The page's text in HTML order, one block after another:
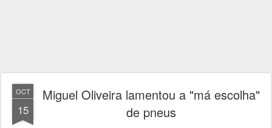
OCT
15
Miguel Oliveira lamentou a "má escolha"
de pneus